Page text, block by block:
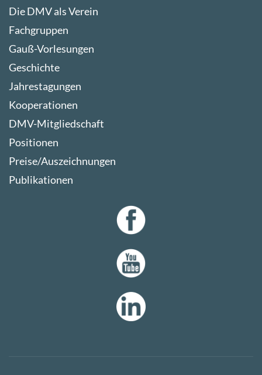
Die DMV als Verein
Fachgruppen
Gauß-Vorlesungen
Geschichte
Jahrestagungen
Kooperationen
DMV-Mitgliedschaft
Positionen
Preise/Auszeichnungen
Publikationen